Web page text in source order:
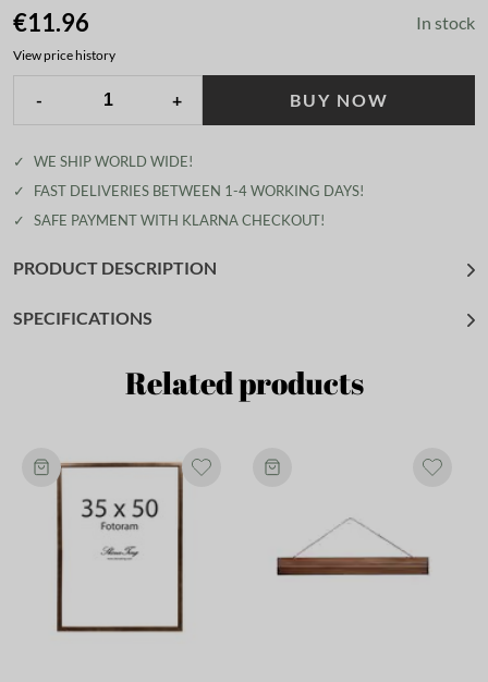
€11.96 In stock
View price history
- + BUY NOW
✓
WE SHIP WORLD WIDE!
✓
FAST DELIVERIES BETWEEN 1-4 WORKING DAYS!
✓
SAFE PAYMENT WITH KLARNA CHECKOUT!
PRODUCT DESCRIPTION
SPECIFICATIONS
Related products